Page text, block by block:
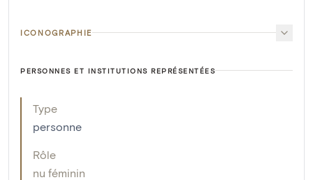
ICONOGRAPHIE
PERSONNES ET INSTITUTIONS REPRÉSENTÉES
Type
personne
Rôle
nu féminin